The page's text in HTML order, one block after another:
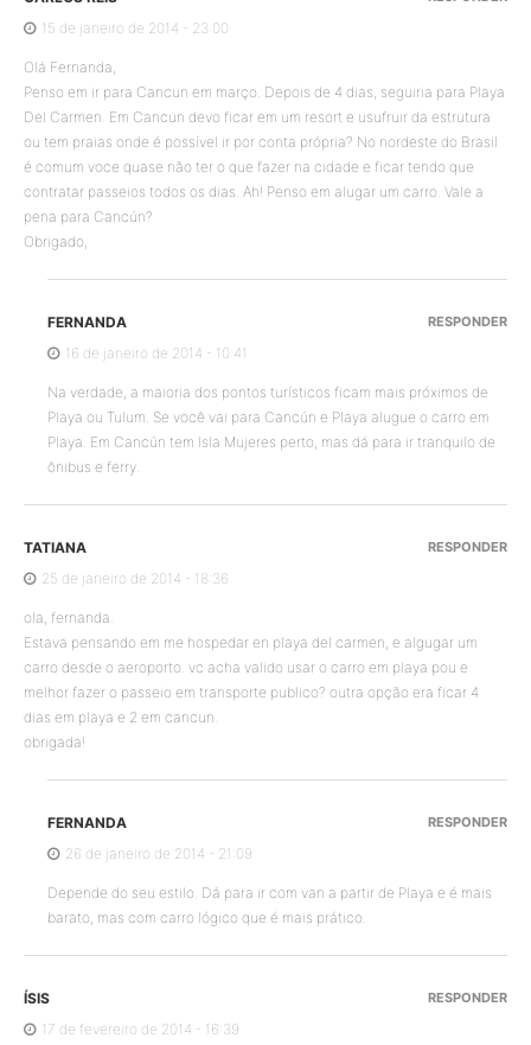
15 de janeiro de 2014 - 23:00
Olá Fernanda,
Penso em ir para Cancun em março. Depois de 4 dias, seguiria para Playa
Del Carmen. Em Cancun devo ficar em um resort e usufruir da estrutura
ou tem praias onde é possível ir por conta própria? No nordeste do Brasil
é comum voce quase não ter o que fazer na cidade e ficar tendo que
contratar passeios todos os dias. Ah! Penso em alugar um carro. Vale a
pena para Cancún?
Obrigado,
FERNANDA
16 de janeiro de 2014 - 10:41
Na verdade, a maioria dos pontos turísticos ficam mais próximos de
Playa ou Tulum. Se você vai para Cancún e Playa alugue o carro em
Playa. Em Cancún tem Isla Mujeres perto, mas dá para ir tranquilo de
ônibus e ferry.
RESPONDER
TATIANA
25 de janeiro de 2014 - 18:36
ola, fernanda.
Estava pensando em me hospedar en playa del carmen, e algugar um
carro desde o aeroporto. vc acha valido usar o carro em playa pou e
melhor fazer o passeio em transporte publico? outra opção era ficar 4
dias em playa e 2 em cancun.
obrigada!
RESPONDER
FERNANDA
26 de janeiro de 2014 - 21:09
Depende do seu estilo. Dá para ir com van a partir de Playa e é mais
barato, mas com carro lógico que é mais prático.
RESPONDER
ÍSIS
17 de fevereiro de 2014 - 16:39
RESPONDER